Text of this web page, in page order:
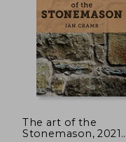
The art of the
Stonemason, 2021